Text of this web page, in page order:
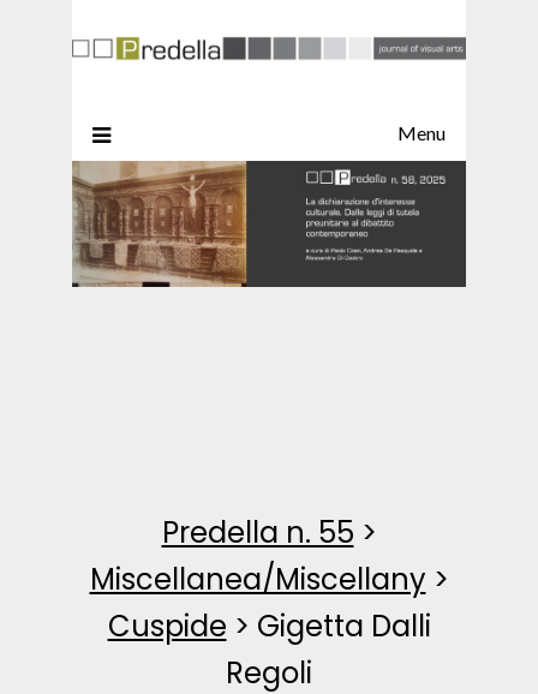
Menu
Predella n. 55 >
Miscellanea/Miscellany >
Cuspide > Gigetta Dalli
Regoli